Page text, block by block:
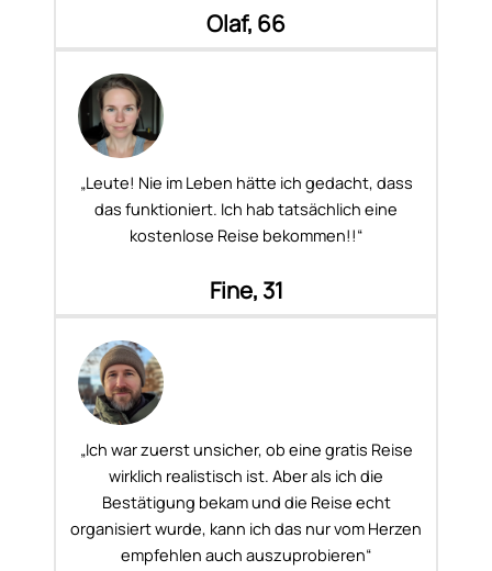
Olaf, 66
„Leute! Nie im Leben hätte ich gedacht, dass
das funktioniert. Ich hab tatsächlich eine
kostenlose Reise bekommen!!“
Fine, 31
„Ich war zuerst unsicher, ob eine gratis Reise
wirklich realistisch ist. Aber als ich die
Bestätigung bekam und die Reise echt
organisiert wurde, kann ich das nur vom Herzen
empfehlen auch auszuprobieren“